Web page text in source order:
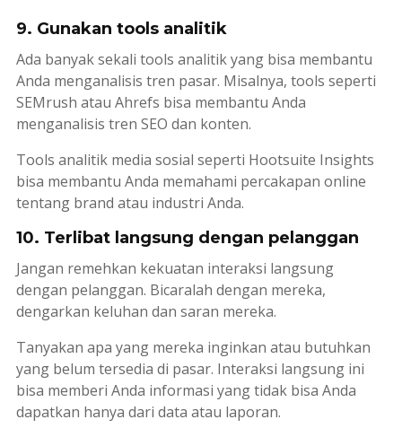
9. Gunakan tools analitik
Ada banyak sekali tools analitik yang bisa membantu
Anda menganalisis tren pasar. Misalnya, tools seperti
SEMrush atau Ahrefs bisa membantu Anda
menganalisis tren SEO dan konten.
Tools analitik media sosial seperti Hootsuite Insights
bisa membantu Anda memahami percakapan online
tentang brand atau industri Anda.
10. Terlibat langsung dengan pelanggan
Jangan remehkan kekuatan interaksi langsung
dengan pelanggan. Bicaralah dengan mereka,
dengarkan keluhan dan saran mereka.
Tanyakan apa yang mereka inginkan atau butuhkan
yang belum tersedia di pasar. Interaksi langsung ini
bisa memberi Anda informasi yang tidak bisa Anda
dapatkan hanya dari data atau laporan.